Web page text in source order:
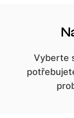
Vyberte